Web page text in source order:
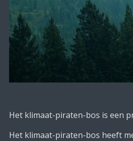
Het klimaat-piraten-bos is een
Het klimaat-piraten-bos heeft